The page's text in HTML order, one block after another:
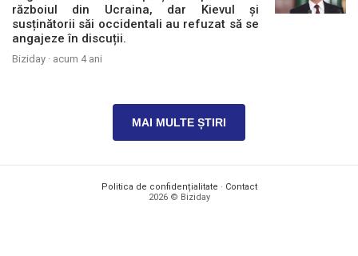
războiul din Ucraina, dar Kievul și
susținătorii săi occidentali au refuzat să se
angajeze în discuții.
Biziday · acum 4 ani
MAI MULTE ȘTIRI
Politica de confidențialitate · Contact
2026 © Biziday